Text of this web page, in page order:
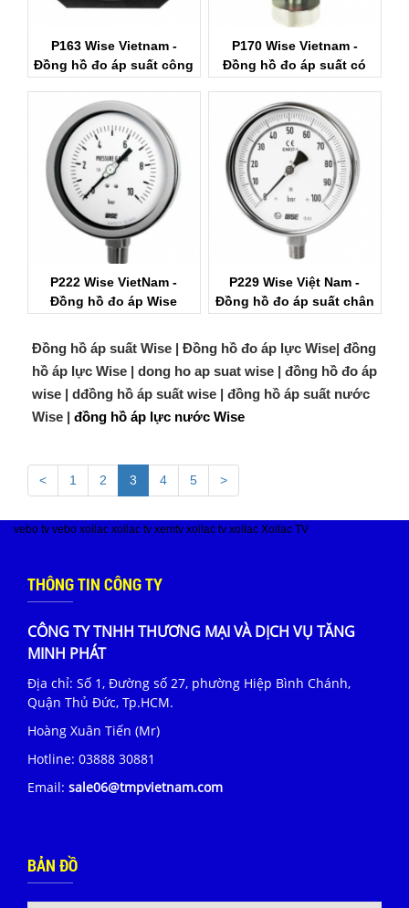
P163 Wise Vietnam -
Đồng hồ đo áp suất công
P170 Wise Vietnam -
Đồng hồ đo áp suất có
P222 Wise VietNam -
Đồng hồ đo áp Wise
P229 Wise Việt Nam -
Đồng hồ đo áp suất chân
Đồng hồ áp suất Wise | Đồng hồ đo áp lực Wise| đồng
hồ áp lực Wise | dong ho ap suat wise | đồng hồ đo áp
wise | dđồng hồ áp suất wise | đồng hồ áp suất nước
Wise | đồng hồ áp lực nước Wise
< 1 2 3 4 5 >
vebo tv vebo xoilac xoilac tv xemtv xoilac tv xoilac Xoilac TV
THÔNG TIN CÔNG TY
CÔNG TY TNHH THƯƠNG MẠI VÀ DỊCH VỤ TĂNG
MINH PHÁT
Địa chỉ: Số 1, Đường số 27, phường Hiệp Bình Chánh,
Quận Thủ Đức, Tp.HCM.
Hoàng Xuân Tiến (Mr)
Hotline: 03888 30881
Email: sale06@tmpvietnam.com
BẢN ĐỒ